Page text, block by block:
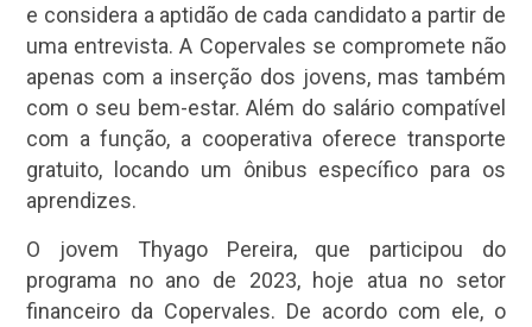
e considera a aptidão de cada candidato a partir de
uma entrevista. A Copervales se compromete não
apenas com a inserção dos jovens, mas também
com o seu bem-estar. Além do salário compatível
com a função, a cooperativa oferece transporte
gratuito, locando um ônibus específico para os
aprendizes.
O jovem Thyago Pereira, que participou do
programa no ano de 2023, hoje atua no setor
financeiro da Copervales. De acordo com ele, o